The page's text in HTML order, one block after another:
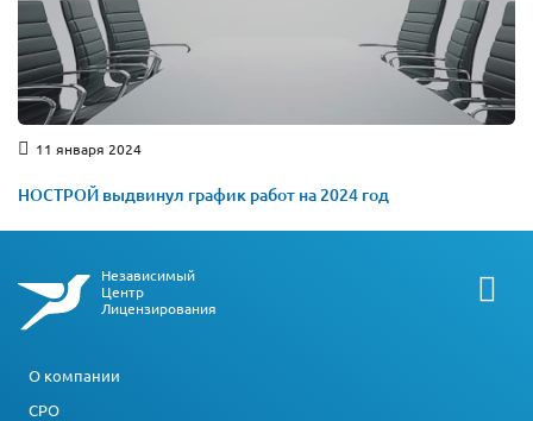
11 января 2024
НОСТРОЙ выдвинул график работ на 2024 год
Независимый
Центр
Лицензирования
О компании
СРО